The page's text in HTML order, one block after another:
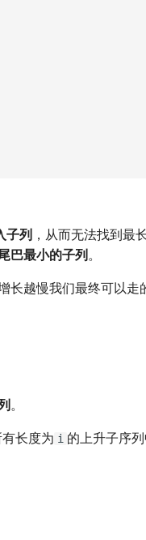
子列 ，从而无法找到最
巴最小的子列。
越慢我们最终可以走
。
长度为 i 的上升子序